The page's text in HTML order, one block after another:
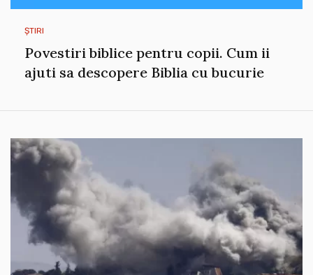
ȘTIRI
Povestiri biblice pentru copii. Cum ii
ajuti sa descopere Biblia cu bucurie